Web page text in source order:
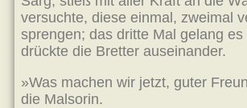
versuchte, diese einmal, zweimal
sprengen; das dritte Mal gelang es
drückte die Bretter auseinander.
»Was machen wir jetzt, guter
die Malsorin.